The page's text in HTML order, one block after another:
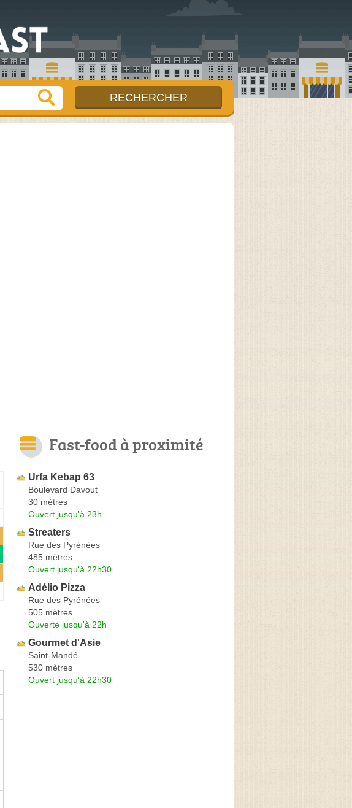
Fast-food à proximité
Urfa Kebap 63
Boulevard Davout
30 mètres
Ouvert jusqu'à 23h
Streaters
Rue des Pyrénées
485 mètres
Ouvert jusqu'à 22h30
Adélio Pizza
Rue des Pyrénées
505 mètres
Ouverte jusqu'à 22h
Gourmet d'Asie
Saint-Mandé
530 mètres
Ouvert jusqu'à 22h30